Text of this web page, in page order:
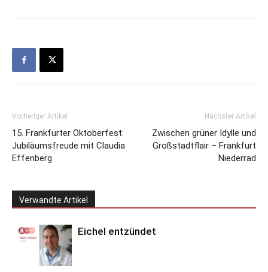
Vorheriger Artikel
15. Frankfurter Oktoberfest:
Jubiläumsfreude mit Claudia
Effenberg
Nächster Artikel
Zwischen grüner Idylle und
Großstadtflair – Frankfurt
Niederrad
Verwandte Artikel
Eichel entzündet